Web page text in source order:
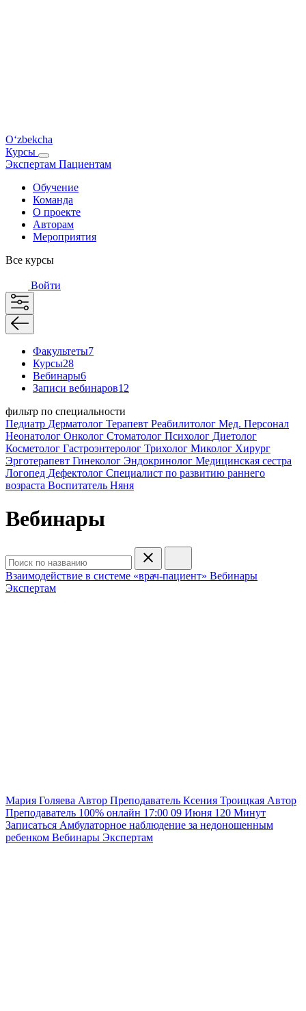
O‘zbekcha
Курсы
Экспертам Пациентам
Обучение
Команда
О проекте
Авторам
Мероприятия
Все курсы
Войти
Факультеты7
Курсы28
Вебинары6
Записи вебинаров12
фильтр по специальности
Педиатр Дерматолог Терапевт Реабилитолог Мед. Персонал
Неонатолог Онколог Стоматолог Психолог Диетолог
Косметолог Гастроэнтеролог Трихолог Миколог Хирург
Эрготерапевт Гинеколог Эндокринолог Медицинская сестра
Логопед Дефектолог Специалист по развитию раннего
возраста Воспитатель Няня
Вебинары
Взаимодействие в системе «врач-пациент» Вебинары
Экспертам
Мария Голяева Автор Преподаватель Ксения Троицкая Автор
Преподаватель 100% онлайн 17:00 09 Июня 120 Минут
Записаться Амбулаторное наблюдение за недоношенным
ребенком Вебинары Экспертам